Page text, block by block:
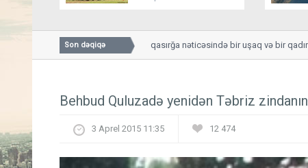
Son dəqiqə
Smolenskdə güclü qasırğa nəticəsində bir uşaq və bir qadın
Behbud Quluzadə yenidən Təbriz
3 Aprel 2015 11:35 12 474